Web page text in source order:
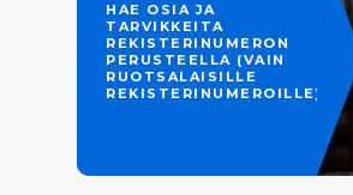
HAE OSIA JA
TARVIKKEITA
REKISTERINUMERON
PERUSTEELLA (VAIN
RUOTSALAISILLE
REKISTERINUMEROILLE)